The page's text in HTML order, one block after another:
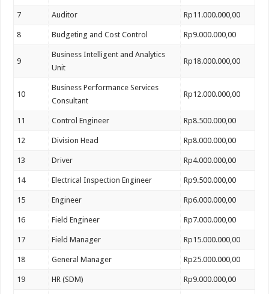
7 Auditor Rp11.000.000,00
8 Budgeting and Cost Control Rp9.000.000,00
9
Business Intelligent and Analytics
Unit
Rp18.000.000,00
10
Business Performance Services
Consultant
Rp12.000.000,00
11 Control Engineer Rp8.500.000,00
12 Division Head Rp8.000.000,00
13 Driver Rp4.000.000,00
14 Electrical Inspection Engineer Rp9.500.000,00
15 Engineer Rp6.000.000,00
16 Field Engineer Rp7.000.000,00
17 Field Manager Rp15.000.000,00
18 General Manager Rp25.000.000,00
19 HR (SDM) Rp9.000.000,00